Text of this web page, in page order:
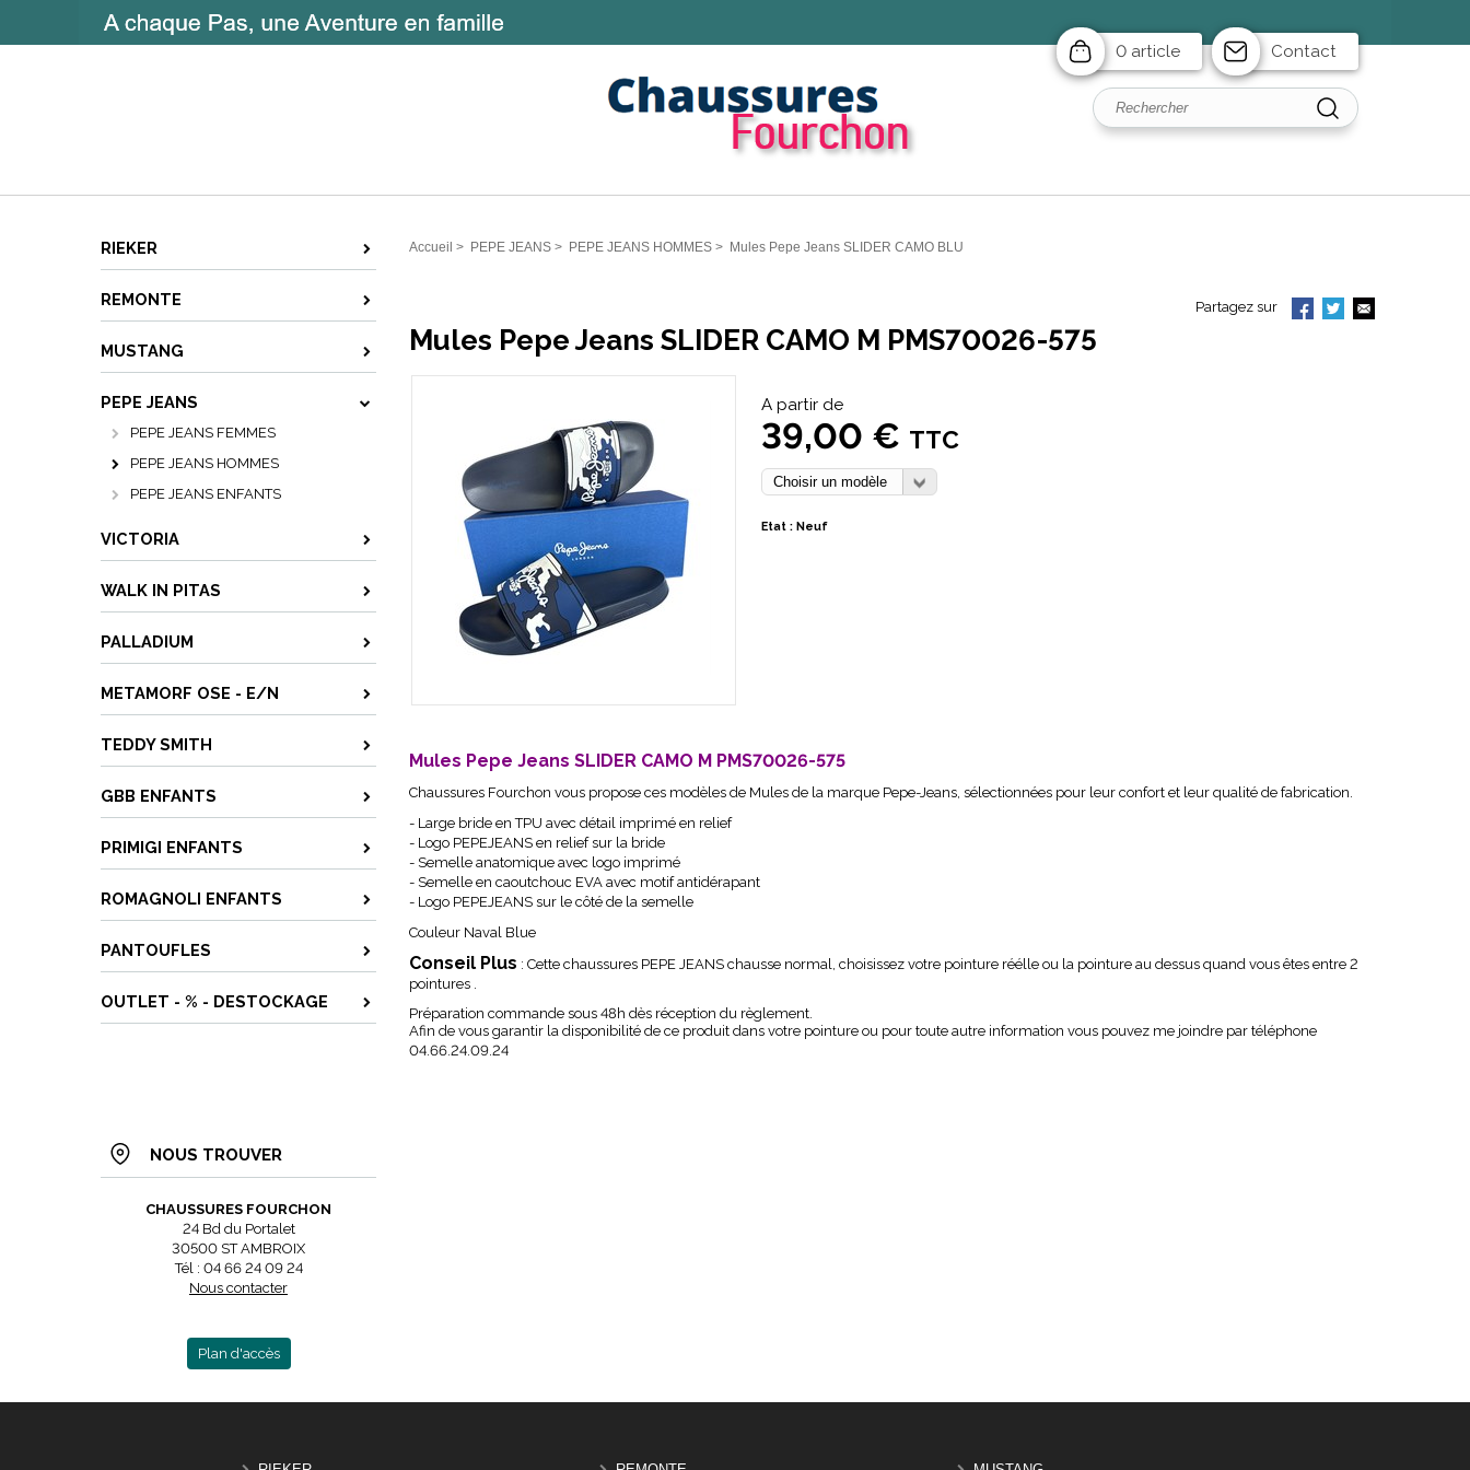
0 article Contact
RIEKER
REMONTE
MUSTANG
PEPE JEANS
PEPE JEANS FEMMES
PEPE JEANS HOMMES
PEPE JEANS ENFANTS
VICTORIA
WALK IN PITAS
PALLADIUM
METAMORF OSE - E/N
TEDDY SMITH
GBB ENFANTS
PRIMIGI ENFANTS
ROMAGNOLI ENFANTS
PANTOUFLES
OUTLET - % - DESTOCKAGE
NOUS TROUVER
CHAUSSURES FOURCHON
24 Bd du Portalet
30500 ST AMBROIX
Tél : 04 66 24 09 24
Nous contacter
Plan d'accès
Accueil > PEPE JEANS > PEPE JEANS HOMMES > Mules Pepe Jeans SLIDER CAMO BLU
Partagez sur
Mules Pepe Jeans SLIDER CAMO M PMS70026-575
A partir de
39,00 € TTC
Etat : Neuf
Mules Pepe Jeans SLIDER CAMO M PMS70026-575
Chaussures Fourchon vous propose ces modèles de Mules de la marque Pepe-Jeans, sélectionnées pour leur confort et leur qualité de fabrication.
- Large bride en TPU avec détail imprimé en relief
- Logo PEPEJEANS en relief sur la bride
- Semelle anatomique avec logo imprimé
- Semelle en caoutchouc EVA avec motif antidérapant
- Logo PEPEJEANS sur le côté de la semelle
Couleur Naval Blue
Conseil Plus : Cette chaussures PEPE JEANS chausse normal, choisissez votre pointure réélle ou la pointure au dessus quand vous êtes entre 2
pointures .
Préparation commande sous 48h dès réception du règlement.
Afin de vous garantir la disponibilité de ce produit dans votre pointure ou pour toute autre information vous pouvez me joindre par téléphone
04.66.24.09.24